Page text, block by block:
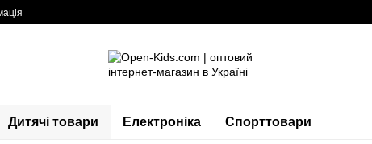
Дитячі товари Електроніка Спорттовари